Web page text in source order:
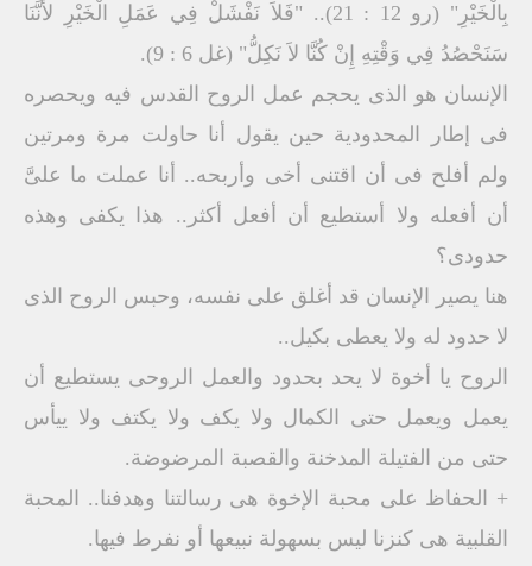
بِالْخَيْرِ" (رو 12 : 21).. "فَلاَ نَفْشَلْ فِي عَمَلِ الْخَيْرِ لأَنَّنَا
سَنَحْصُدُ فِي وَقْتِهِ إِنْ كُنَّا لاَ نَكِلُّ" (غل 6 : 9).
الإنسان هو الذى يحجم عمل الروح القدس فيه ويحصره
فى إطار المحدودية حين يقول أنا حاولت مرة ومرتين
ولم أفلح فى أن اقتنى أخى وأربحه.. أنا عملت ما علىَّ
أن أفعله ولا أستطيع أن أفعل أكثر.. هذا يكفى وهذه
حدودى؟
هنا يصير الإنسان قد أغلق على نفسه، وحبس الروح الذى
لا حدود له ولا يعطى بكيل..
الروح يا أخوة لا يحد بحدود والعمل الروحى يستطيع أن
يعمل ويعمل حتى الكمال ولا يكف ولا يكتف ولا ييأس
حتى من الفتيلة المدخنة والقصبة المرضوضة.
+ الحفاظ على محبة الإخوة هى رسالتنا وهدفنا.. المحبة
القلبية هى كنزنا ليس بسهولة نبيعها أو نفرط فيها.